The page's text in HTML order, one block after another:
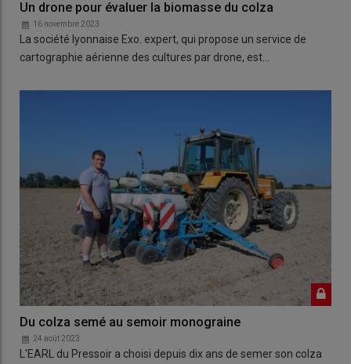
Un drone pour évaluer la biomasse du colza
16 novembre 2023
La société lyonnaise Exo. expert, qui propose un service de
cartographie aérienne des cultures par drone, est…
Du colza semé au semoir monograine
24 août 2023
L'EARL du Pressoir a choisi depuis dix ans de semer son colza